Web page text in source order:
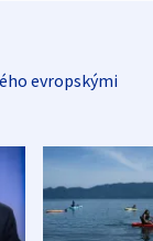
evropskými